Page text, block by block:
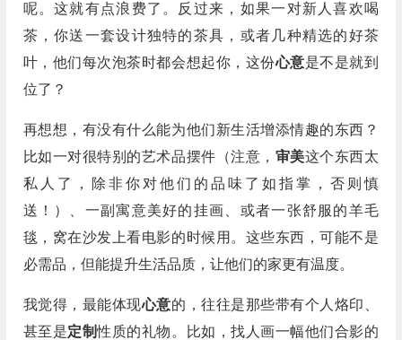
呢。这就有点浪费了。反过来，如果一对新人喜欢喝
茶，你送一套设计独特的茶具，或者几种精选的好茶
叶，他们每次泡茶时都会想起你，这份心意是不是就到
位了？
再想想，有没有什么能为他们新生活增添情趣的东西？
比如一对很特别的艺术品摆件（注意， 审美这个东西太
私人了，除非你对他们的品味了如指掌，否则慎
送！）、一副寓意美好的挂画、或者一张舒服的羊毛
毯，窝在沙发上看电影的时候用。这些东西，可能不是
必需品，但能提升生活品质，让他们的家更有温度。
我觉得，最能体现心意的，往往是那些带有个人烙印、
甚至是定制性质的礼物。比如，找人画一幅他们合影的